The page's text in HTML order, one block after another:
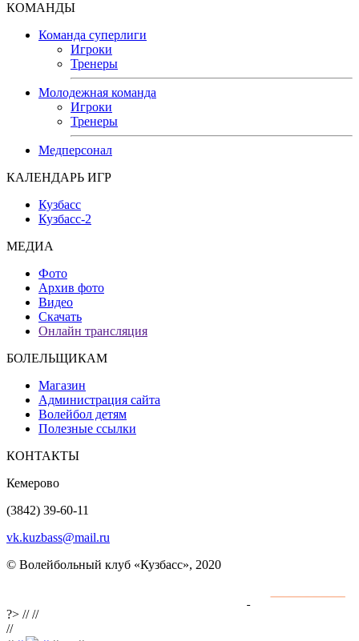
КОМАНДЫ
Команда суперлиги
Игроки
Тренеры
Молодежная команда
Игроки
Тренеры
Медперсонал
КАЛЕНДАРЬ ИГР
Кузбасс
Кузбасс-2
МЕДИА
Фото
Архив фото
Видео
Скачать
Онлайн трансляция
БОЛЕЛЬЩИКАМ
Магазин
Администрация сайта
Волейбол детям
Полезные ссылки
КОНТАКТЫ
Кемерово
(3842) 39-60-11
vk.kuzbass@mail.ru
© Волейбольный клуб «Кузбасс», 2020
?> ////
//